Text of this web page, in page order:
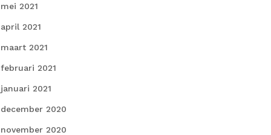
mei 2021
april 2021
maart 2021
februari 2021
januari 2021
december 2020
november 2020